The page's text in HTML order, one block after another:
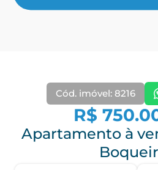
Cód. imóvel: 8216
R$
Apartamento à